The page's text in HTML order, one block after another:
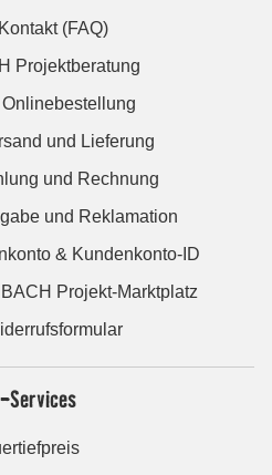
(FAQ)
Projektberatung
und Lieferung
und Rechnung
und Reklamation
& Kundenkonto-ID
Projekt-Marktplatz
Services